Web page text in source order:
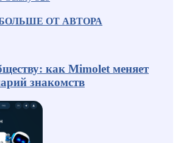
ОТ АВТОРА
как Mimolet меняет
знакомств